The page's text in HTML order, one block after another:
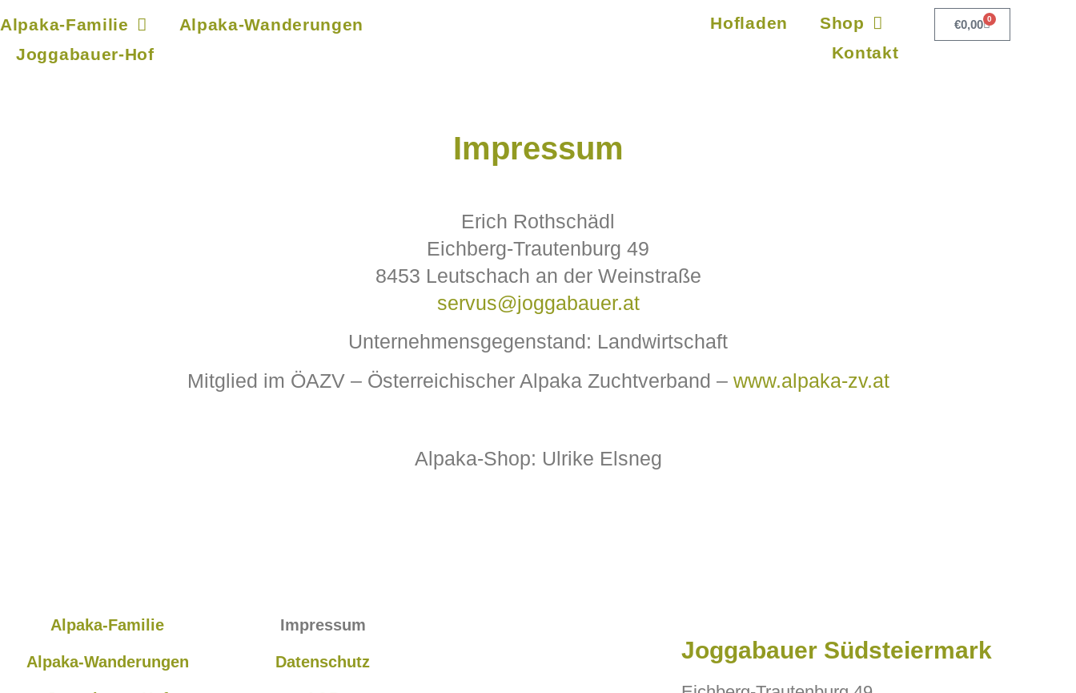
Alpaka-Familie
Alpaka-Wanderungen
Joggabauer-Hof
Hofladen
Shop
Kontakt
€0,00 0
Impressum
Erich Rothschädl
Eichberg-Trautenburg 49
8453 Leutschach an der Weinstraße
servus@joggabauer.at
Unternehmensgegenstand: Landwirtschaft
Mitglied im ÖAZV – Österreichischer Alpaka Zuchtverband – www.alpaka-zv.at
Alpaka-Shop: Ulrike Elsneg
Alpaka-Familie
Alpaka-Wanderungen
Impressum
Datenschutz Joggabauer Südsteiermark